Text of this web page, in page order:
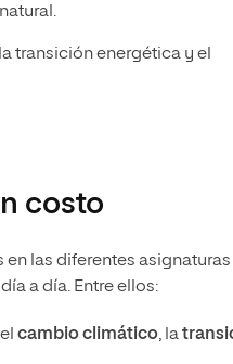
transición energética y el
costo
las diferentes
a día. Entre ellos:
cambio climático, la